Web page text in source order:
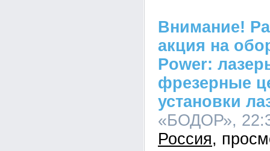
Внимание!
акция на
Power:
фрезерные
установки
«БОДОР»,
Россия